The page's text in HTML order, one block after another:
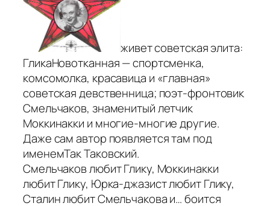
живет советская элита:
ГликаНовотканная — спортсменка,
комсомолка, красавица и «главная»
советская девственница; поэт-фронтовик
Смельчаков, знаменитый летчик
Моккинакки и многие-многие другие.
Даже сам автор появляется там под
именемТак Таковский.
Смельчаков любит Глику, Моккинакки
любит Глику, Юрка-джазист любит Глику,
Сталин любит Смельчакова и… боится